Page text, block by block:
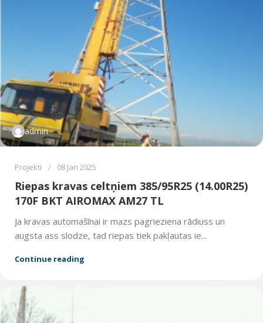
admin
Projekti 08 Jan 2025
Riepas kravas celtņiem 385/95R25 (14.00R25)
170F BKT AIROMAX AM27 TL
Ja kravas automašīnai ir mazs pagrieziena rādiuss un
augsta ass slodze, tad riepas tiek pakļautas ie...
Continue reading